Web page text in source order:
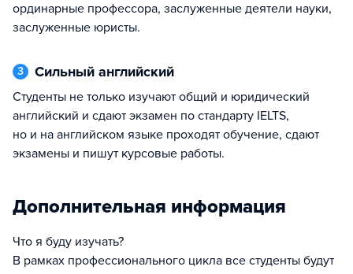
ординарные профессора, заслуженные деятели науки,
заслуженные юристы.
3 Сильный английский
Студенты не только изучают общий и юридический
английский и сдают экзамен по стандарту IELTS,
но и на английском языке проходят обучение, сдают
экзамены и пишут курсовые работы.
Дополнительная информация
Что я буду изучать?
В рамках профессионального цикла все студенты будут